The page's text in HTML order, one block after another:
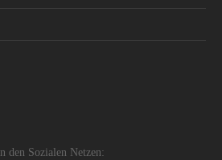
den So­zia­len Net­zen: